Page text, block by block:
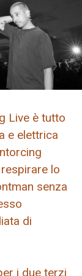
Live è tutto
e elettrica
lo
senza
di
i due terzi